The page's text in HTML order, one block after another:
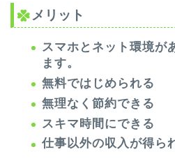
メリット
スマホとネット環境が
ます。
無料ではじめられる
無理なく節約できる
スキマ時間にできる
仕事以外の収入が得ら